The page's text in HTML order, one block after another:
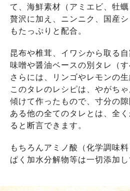
て、海鮮素材（アミエビ、牡
贅沢に加え、ニンニク、国産
もたっぷりと配合。
昆布や椎茸、イワシから取る
味噌や醤油ベースの別タレ（す
さらには、リンゴやレモンの
このタレのレシピは、やがち
傾けて作ったもので、寸分の
ある他の全てのタレとは、全
ると断言できます。
もちろんアミノ酸（化学調味
ぱく加水分解物等は一切添加し